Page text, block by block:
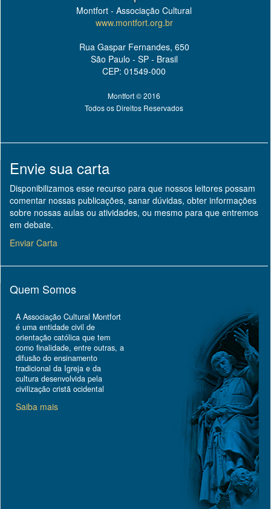
Montfort - Associação Cultural
www.montfort.org.br
Rua Gaspar Fernandes, 650
São Paulo - SP - Brasil
CEP: 01549-000
Montfort © 2016
Todos os Direitos Reservados
Envie sua carta
Disponibilizamos esse recurso para que nossos leitores possam
comentar nossas publicações, sanar dúvidas, obter informações
sobre nossas aulas ou atividades, ou mesmo para que entremos
em debate.
Enviar Carta
Quem Somos
A Associação Cultural Montfort
é uma entidade civil de
orientação católica que tem
como finalidade, entre outras, a
difusão do ensinamento
tradicional da Igreja e da
cultura desenvolvida pela
civilização cristã ocidental
Saiba mais